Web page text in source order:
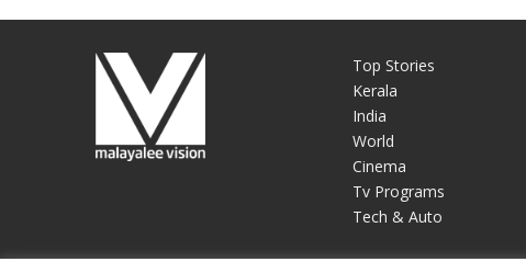
Top Stories
Kerala
India
World
Cinema
Tv Programs
Tech & Auto